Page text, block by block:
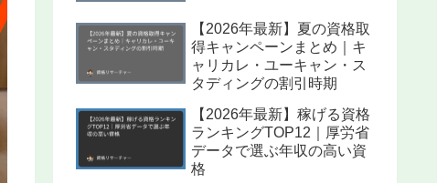
【2026年最新】夏の資格取
得キャンペーンまとめ｜キ
ャリカレ・ユーキャン・ス
タディングの割引時期
【2026年最新】稼げる資格
ランキングTOP12｜厚労省
データで選ぶ年収の高い資
格